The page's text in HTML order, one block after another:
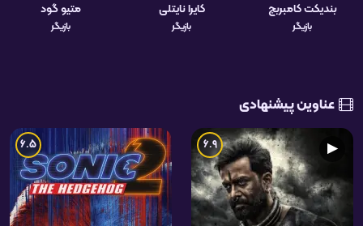
بندیکت کامبربچ
بازیگر
کایرا نایتلی
بازیگر
متیو گود
بازیگر
عناوین پیشنهادی
▶
6.9
6.5